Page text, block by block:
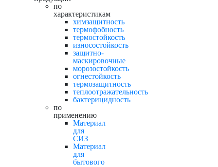
по
характеристикам
химзащитность
термофобность
термостойкость
износостойкость
защитно-
маскировочные
морозостойкость
огнестойкость
термозащитность
теплоотражательность
бактерицидность
по
применению
Материал
для
СИЗ
Материал
для
бытового